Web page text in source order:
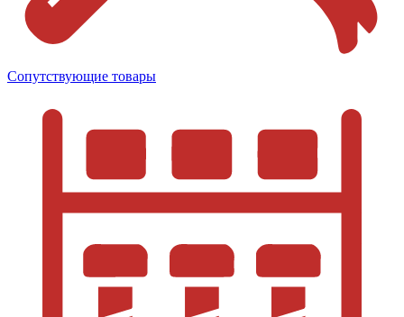
Сопутствующие товары